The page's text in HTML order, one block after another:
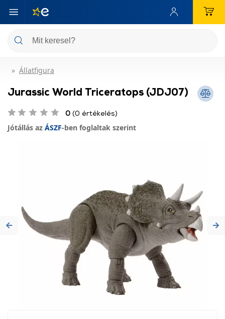
Állatfigura
Jurassic World Triceratops (JDJ07)
0 (0 értékelés)
Jótállás az ÁSZF-ben foglaltak szerint
Previous